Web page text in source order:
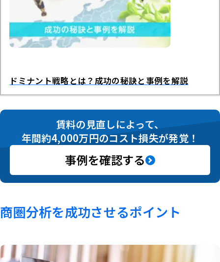
ドミナント戦略とは？成功の秘訣と事例を解説
賃料の見直しによって、
年間約4,000万円のコスト損失が発覚！
事例を確認する
商圏分析を成功させるポイント